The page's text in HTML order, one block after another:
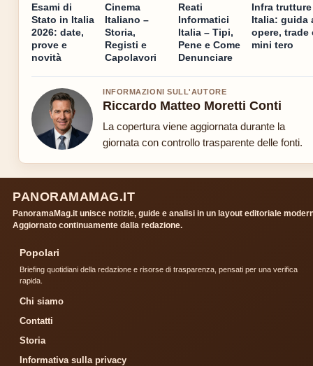
Esami di
Stato in Italia
2026: date,
prove e
novità
Cinema
Italiano –
Storia,
Registi e
Capolavori
Reati
Informatici
Italia – Tipi,
Pene e Come
Denunciare
Infra trutture
Italia: guida
opere, trade
mini tero
INFORMAZIONI SULL'AUTORE
Riccardo Matteo Moretti Conti
La copertura viene aggiornata durante la
giornata con controllo trasparente delle fonti.
PANORAMAMAG.IT
PanoramaMag.it unisce notizie, guide e analisi in un layout editoriale
Aggiornato continuamente dalla redazione.
Popolari
Briefing quotidiani della redazione e risorse di trasparenza, pensati per una verifica
rapida.
Chi siamo
Contatti
Storia
Informativa sulla privacy